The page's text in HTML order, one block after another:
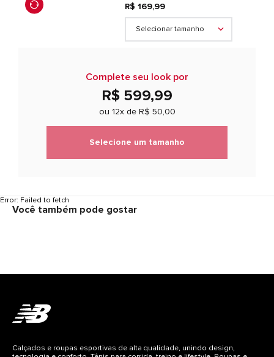
Selecionar tamanho
R$ 169,99
Complete seu look por
R$ 599,99
ou 12x de R$ 50,00
Selecione um tamanho
Error: Failed to fetch
Você também pode gostar
Calçados e roupas esportivas de alta qualidade, unindo design,